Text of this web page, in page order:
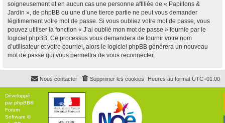
soigneusement et en aucun cas une personne affiliée de « Papillons &
Jardin », de phpBB ou une d’une tierce partie ne peut vous demander
légitimement votre mot de passe. Si vous oubliez votre mot de passe, vous
pouvez utiliser la fonction « J’ai oublié mon mot de passe » fournie par le
logiciel phpBB. Ce processus vous demandera de fournir votre nom
d’utilisateur et votre courriel, alors le logiciel phpBB générera un nouveau
mot de passe qui vous permettra de vous reconnecter.
Heures au format UTC+01:00
Supprimer les cookies
Nous contacter
Développé
parphpBB®
Forum
Software ©